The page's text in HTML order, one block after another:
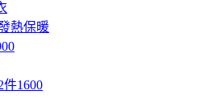
熱保暖
1600